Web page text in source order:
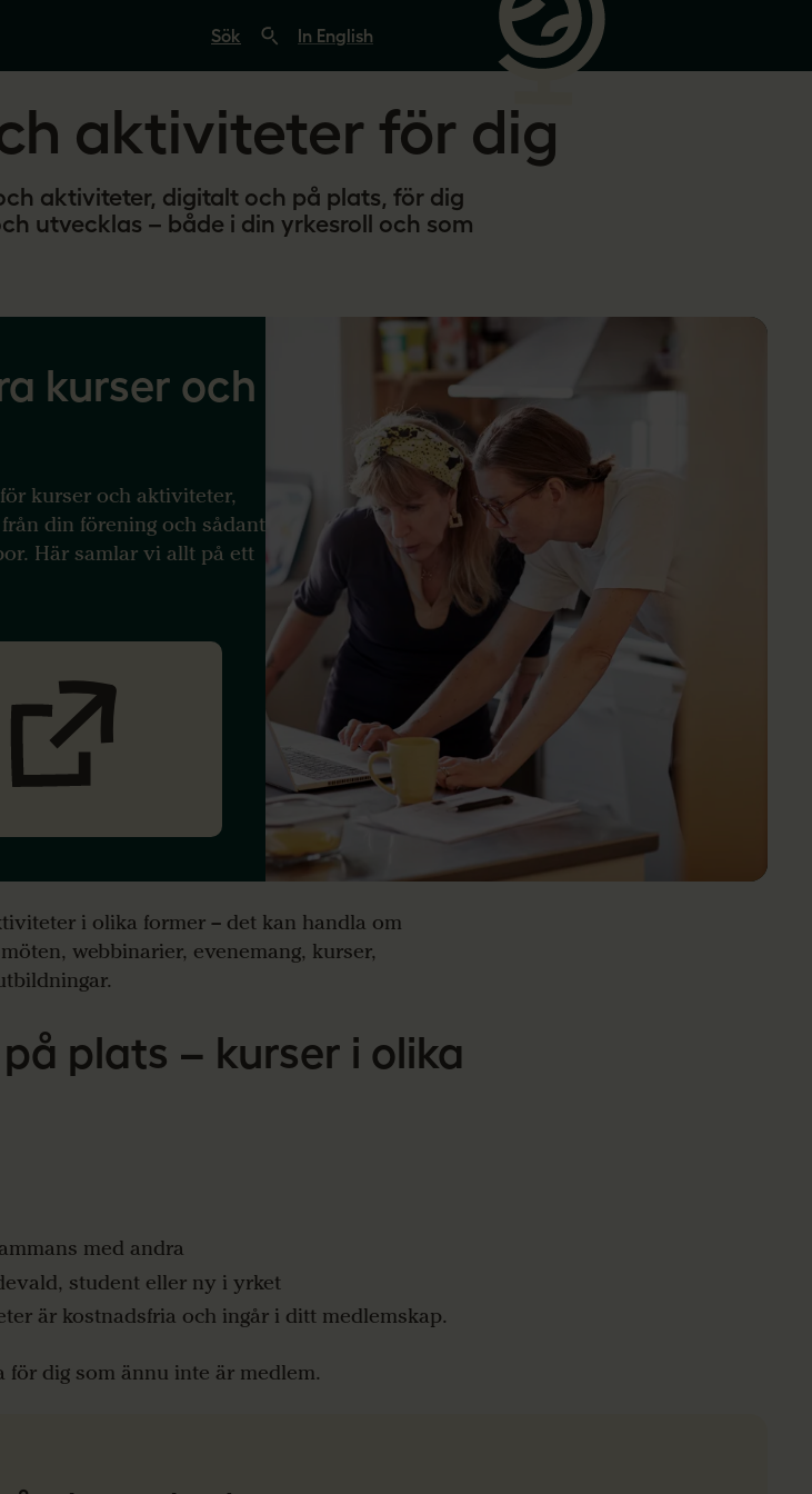
ö
p
v
e
i
g
e
a
s
In English
aktiviteter för dig
aktiviteter, digitalt och på plats, för dig
utvecklas – både i din yrkesroll och som
kurser och
kurser och aktiviteter,
din förening och sådant
Här samlar vi allt på ett
i olika former – det kan handla om
webbinarier, evenemang, kurser,
plats – kurser i olika
med andra
student eller ny i yrket
är kostnadsfria och ingår i ditt medlemskap.
dig som ännu inte är medlem.